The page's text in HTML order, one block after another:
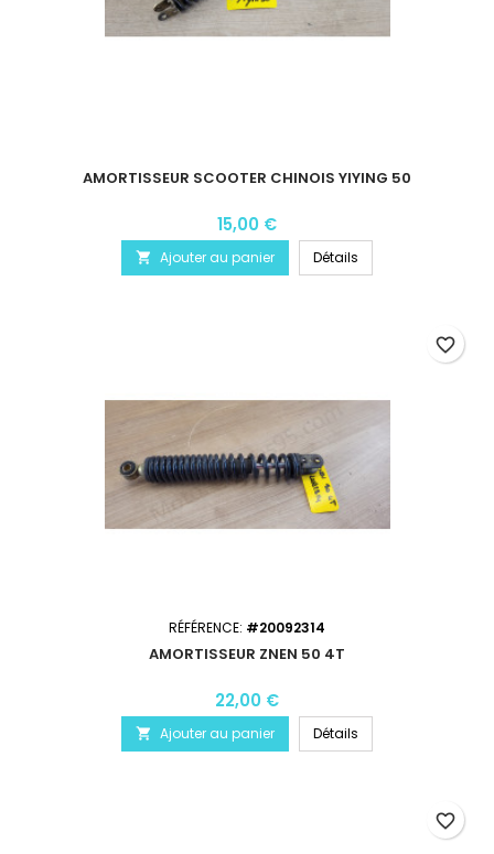
AMORTISSEUR SCOOTER CHINOIS YIYING 50
15,00 €
 Ajouter au panier Détails
RÉFÉRENCE: #20092314
AMORTISSEUR ZNEN 50 4T
22,00 €
 Ajouter au panier Détails
favorite_border
favorite_border